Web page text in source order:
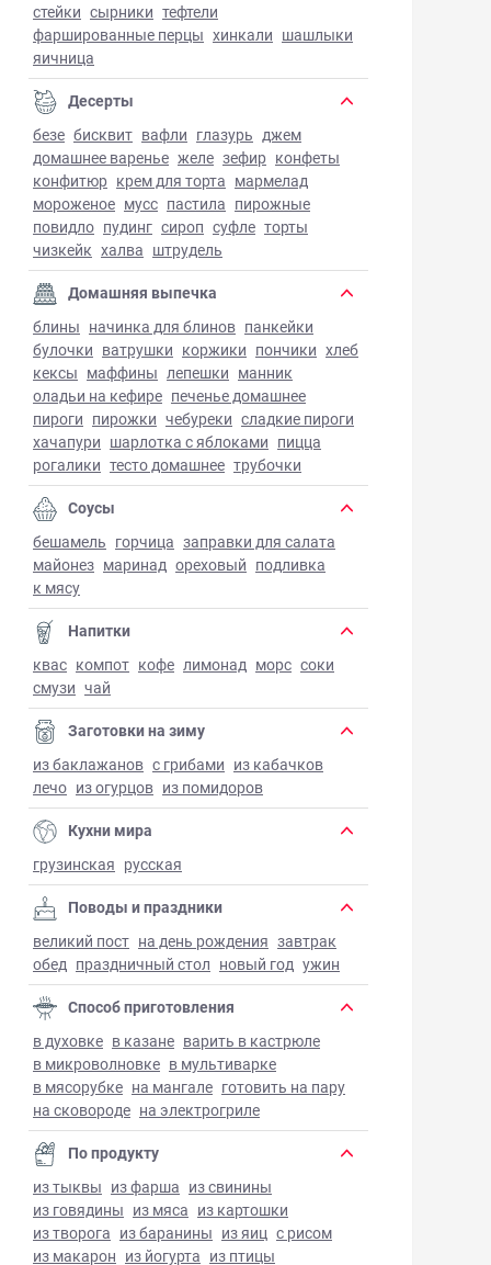
стейки сырники тефтели
фаршированные перцы хинкали шашлыки
яичница
Десерты
безе бисквит вафли глазурь джем
домашнее варенье желе зефир конфеты
конфитюр крем для торта мармелад
мороженое мусс пастила пирожные
повидло пудинг сироп суфле торты
чизкейк халва штрудель
Домашняя выпечка
блины начинка для блинов панкейки
булочки ватрушки коржики пончики хлеб
кексы маффины лепешки манник
оладьи на кефире печенье домашнее
пироги пирожки чебуреки сладкие пироги
хачапури шарлотка с яблоками пицца
рогалики тесто домашнее трубочки
Соусы
бешамель горчица заправки для салата
майонез маринад ореховый подливка
к мясу
Напитки
квас компот кофе лимонад морс соки
смузи чай
Заготовки на зиму
из баклажанов с грибами из кабачков
лечо из огурцов из помидоров
Кухни мира
грузинская русская
Поводы и праздники
великий пост на день рождения завтрак
обед праздничный стол новый год ужин
Способ приготовления
в духовке в казане варить в кастрюле
в микроволновке в мультиварке
в мясорубке на мангале готовить на пару
на сковороде на электрогриле
По продукту
из тыквы из фарша из свинины
из говядины из мяса из картошки
из творога из баранины из яиц с рисом
из макарон из йогурта из птицы